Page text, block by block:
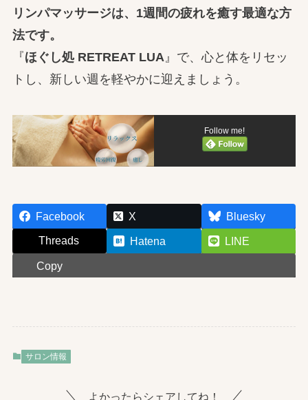
リンパマッサージは、1週間の疲れを癒す最適な方
法です。
『ほぐし処 RETREAT LUA』で、心と体をリセッ
トし、新しい週を軽やかに迎えましょう。
Follow me!
Facebook X
Bluesky
Threads
Hatena
LINE
Copy
サロン情報
よかったらシェアしてね！